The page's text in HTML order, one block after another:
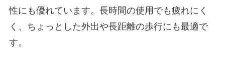
性にも優れています。長時間の使用でも疲れにく
く、ちょっとした外出や長距離の歩行にも最適で
す。